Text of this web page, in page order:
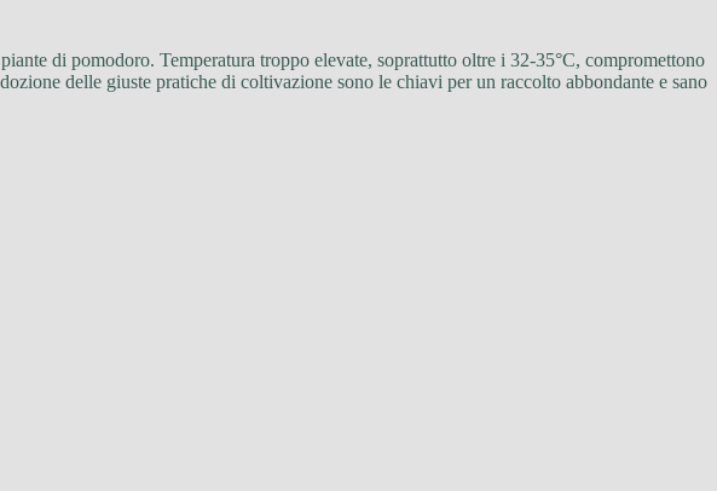
di pomodoro. Temperatura troppo elevate, soprattutto oltre i 32-35°C, compromettono
delle giuste pratiche di coltivazione sono le chiavi per un raccolto abbondante e sano